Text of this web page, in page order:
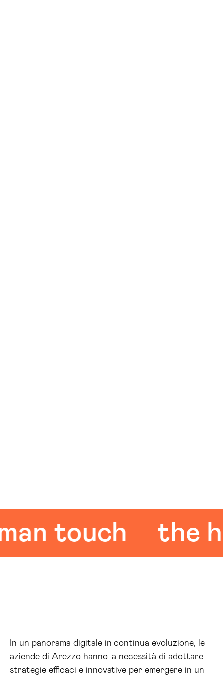
touch the
In un panorama digitale in continua evoluzione, le
aziende di Arezzo hanno la necessità di adottare
strategie efficaci e innovative per emergere in un